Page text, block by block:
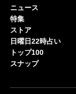
ニュース
特集
ストア
日曜日22時占い
トップ100
スナップ